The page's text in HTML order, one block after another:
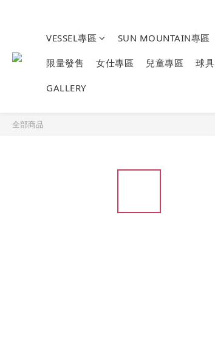
VESSEL專區 SUN MOUNTAIN專區
限量發售 女仕專區 兒童專區 球具
GALLERY
全部商品